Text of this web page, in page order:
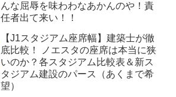
んな屈辱を味わわなあかんのや！責
任者出て来い！！
【J1スタジアム座席幅】建築士が徹
底比較！ ノエスタの座席は本当に狭
いのか？各スタジアム比較表＆新ス
タジアム建設のパース（あくまで希
望）